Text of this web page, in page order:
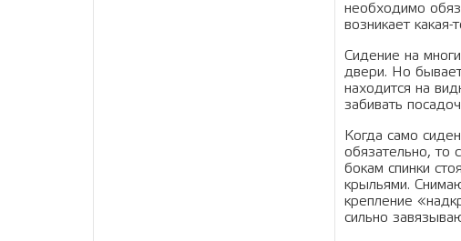
необходимо
возникает
Сидение на
двери. Но
находится на
забивать
Когда само
обязательно, то
бокам спинки
крыльями.
крепление
сильно